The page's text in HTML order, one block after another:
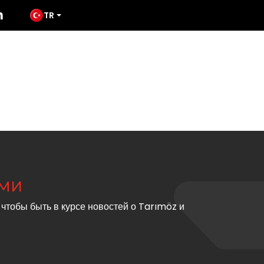
TR
быть в курсе новостей о Tarımöz и